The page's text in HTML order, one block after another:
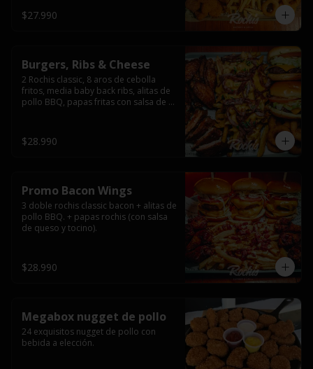
$27.990
Burgers, Ribs & Cheese
2 Rochis classic, 8 aros de cebolla
fritos, media baby back ribs, alitas de
pollo BBQ, papas fritas con salsa de
$28.990
Promo Bacon Wings
3 doble rochis classic bacon + alitas de
pollo BBQ. + papas rochis (con salsa
de queso y tocino).
$28.990
Megabox nugget de pollo
24 exquisitos nugget de pollo con
bebida a elección.